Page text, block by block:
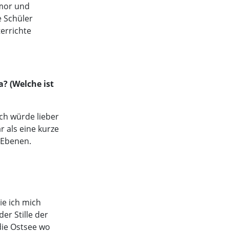
und
Schüler
(Welche ist
würde lieber
als eine kurze
ich mich
Stille der
Ostsee wo